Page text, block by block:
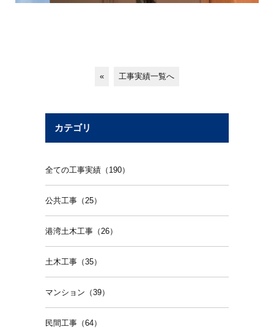
« 工事実績一覧へ
カテゴリ
全ての工事実績（190）
公共工事（25）
港湾土木工事（26）
土木工事（35）
マンション（39）
民間工事（64）